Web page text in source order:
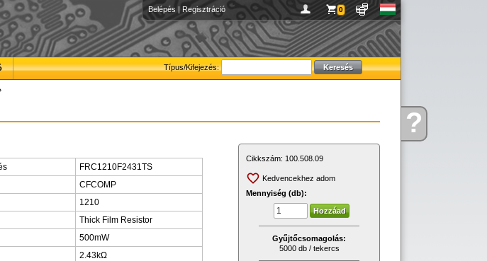
Kérdése?
Belépés | Regisztráció 0
Típus/Kifejezés:
FRC1210F2431TS
CFCOMP
1210
Thick Film Resistor
500mW
2.43kΩ
Cikkszám: 100.508.09
Kedvencekhez adom
Mennyiség (db):
Gyűjtőcsomagolás:
5000 db / tekercs